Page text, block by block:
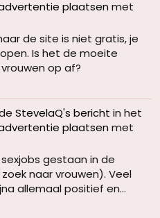
plaatsen met
de site is niet gratis, je
Is het de moeite
op af?
StevelaQ's bericht in het
plaatsen met
gestaan in de
naar vrouwen). Veel
allemaal positief en...